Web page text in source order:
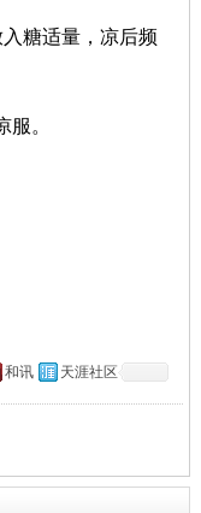
糖适量，凉后频
。
和讯 天涯社区